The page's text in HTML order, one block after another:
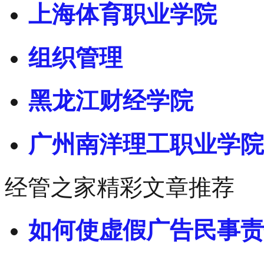
上海体育职业学院
组织管理
黑龙江财经学院
广州南洋理工职业学院
经管之家精彩文章推荐
如何使虚假广告民事